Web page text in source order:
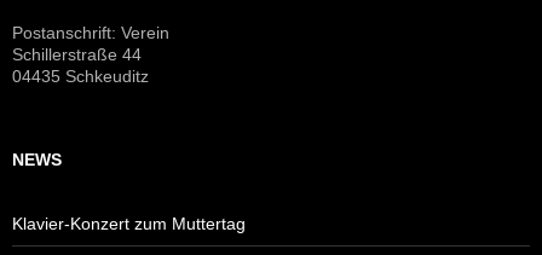
Postanschrift: Verein
Schillerstraße 44
04435 Schkeuditz
NEWS
Klavier-Konzert zum Muttertag